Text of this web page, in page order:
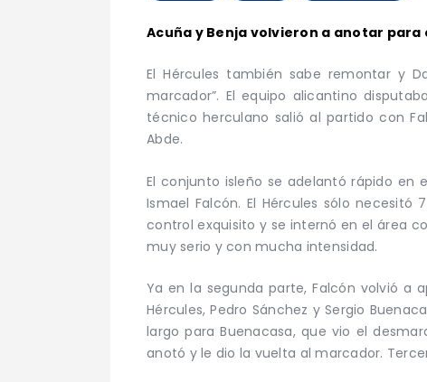
Acuña y Benja volvieron a anotar para
El Hércules también sabe remontar y
marcador”. El equipo alicantino
técnico herculano salió al partido con
Abde.
El conjunto isleño se adelantó rápido
Ismael Falcón. El Hércules sólo
control exquisito y se internó en el área
muy serio y con mucha intensidad.
Ya en la segunda parte, Falcón volvió a
Hércules, Pedro Sánchez y Sergio
largo para Buenacasa, que vio el
anotó y le dio la vuelta al marcador.